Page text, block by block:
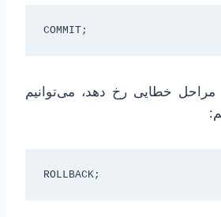
COMMIT;
مراحل خطایی رخ دهد، می‌توانیم
ROLLBACK;